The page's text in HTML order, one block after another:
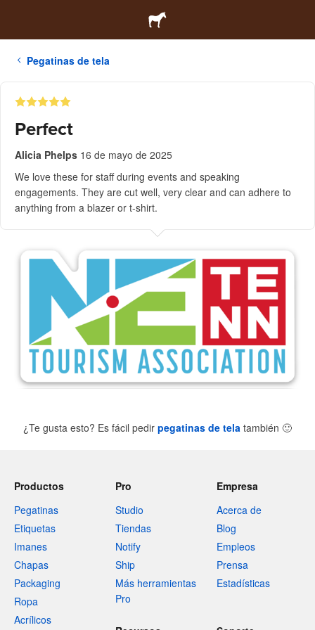
Pegatinas de tela
Perfect
Alicia Phelps 16 de mayo de 2025
We love these for staff during events and speaking
engagements. They are cut well, very clear and can adhere to
anything from a blazer or t-shirt.
¿Te gusta esto? Es fácil pedir pegatinas de tela también 🙂
Productos
Pegatinas
Etiquetas
Imanes
Chapas
Packaging
Ropa
Acrílicos
Pro
Studio
Tiendas
Notify
Ship
Más herramientas
Pro
Empresa
Acerca de
Blog
Empleos
Prensa
Estadísticas